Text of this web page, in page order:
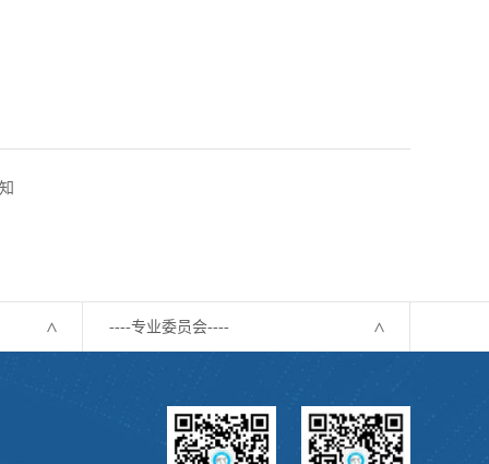
----专业委员会----